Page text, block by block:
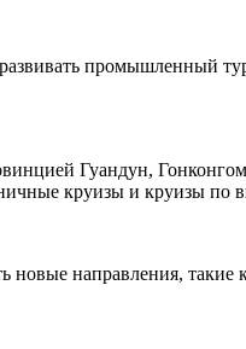
промышленный
Гуандун,
круизы и круизы
направления,